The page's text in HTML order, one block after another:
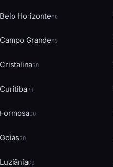
Belo HorizonteMG
Campo GrandeMS
CristalinaGO
CuritibaPR
FormosaGO
GoiásGO
LuziâniaGO